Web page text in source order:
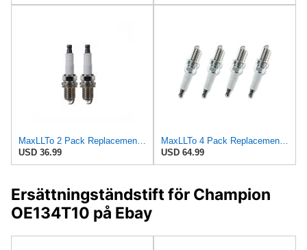
MaxLLTo 2 Pack Replacement 3117 Spark Plug for Denso Auto PQ20R for NGK 3350 for Datsun for Nissan
USD 36.99
USD 64.99
Ersättningständstift för Champion
OE134T10 på Ebay